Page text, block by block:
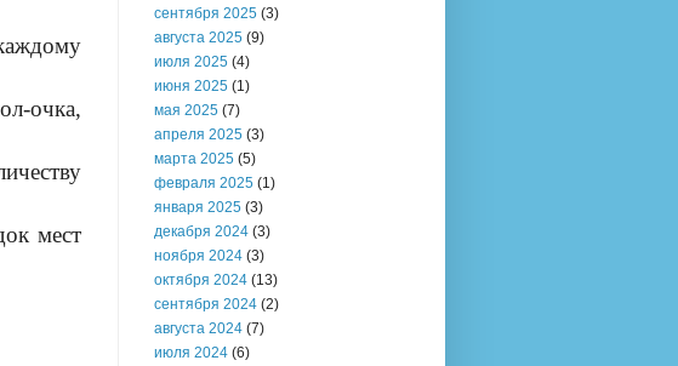
очка,
мест
сентября 2025 (3)
августа 2025 (9)
июля 2025 (4)
июня 2025 (1)
мая 2025 (7)
апреля 2025 (3)
марта 2025 (5)
февраля 2025 (1)
января 2025 (3)
декабря 2024 (3)
ноября 2024 (3)
октября 2024 (13)
сентября 2024 (2)
августа 2024 (7)
июля 2024 (6)